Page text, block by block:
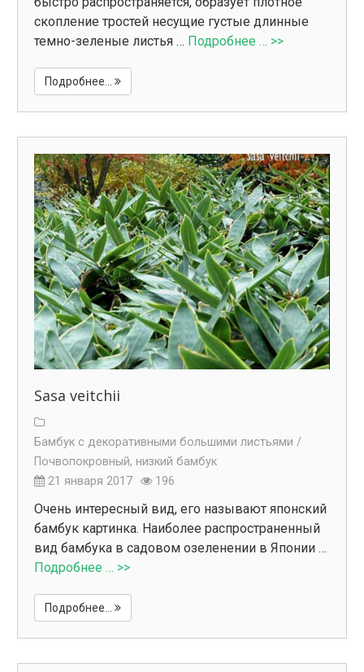
скопление тростей несущие густые длинные
темно-зеленые листья … Подробнее … >>
Подробнее...
Sasa veitchii
Бамбук с декоративными большими листьями /
Почвопокровный, низкий бамбук
21 января 2017
196
Очень интересный вид, его называют японский
бамбук картинка. Наиболее распространенный
вид бамбука в садовом озеленении в Японии …
Подробнее … >>
Подробнее...